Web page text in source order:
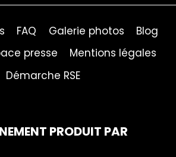
FAQ Galerie photos
Blog
presse
Mentions légales
Démarche RSE
PRODUIT PAR